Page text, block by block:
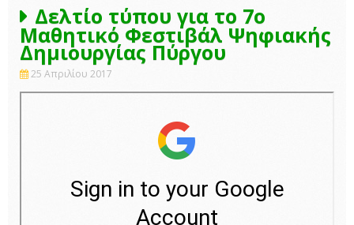
Δελτίο τύπου για το 7ο
Μαθητικό Φεστιβάλ Ψηφιακής
Δημιουργίας Πύργου
25 Απριλίου 2017